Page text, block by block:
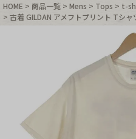
ログイン・会員登録
ご利用ガイド
HOME 商品一覧 Mens Tops
t-
古着 GILDAN アメフトプリント Tシャ